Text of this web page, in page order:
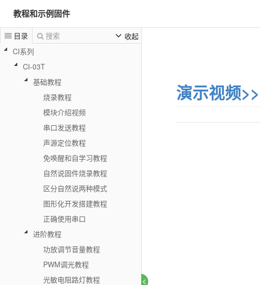
教程和示例固件
目录 搜索
收起
CI系列
CI-03T
基础教程
烧录教程
模块介绍视频
串口发送教程
声源定位教程
免唤醒和自学习教程
自然说固件烧录教程
区分自然说两种模式
图形化开发搭建教程
正确使用串口
进阶教程
功放调节音量教程
PWM调光教程
光敏电阻路灯教程
演示视频>>